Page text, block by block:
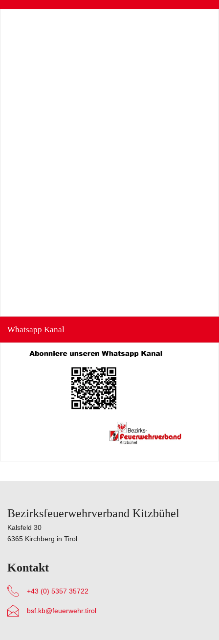
Whatsapp Kanal
Bezirksfeuerwehrverband Kitzbühel
Kalsfeld 30
6365 Kirchberg in Tirol
Kontakt
+43 (0) 5357 35722
bsf.kb@feuerwehr.tirol